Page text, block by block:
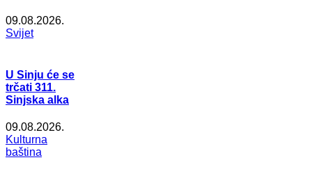
09.08.2026.
Svijet
U Sinju će se
trčati 311.
Sinjska alka
09.08.2026.
Kulturna
baština